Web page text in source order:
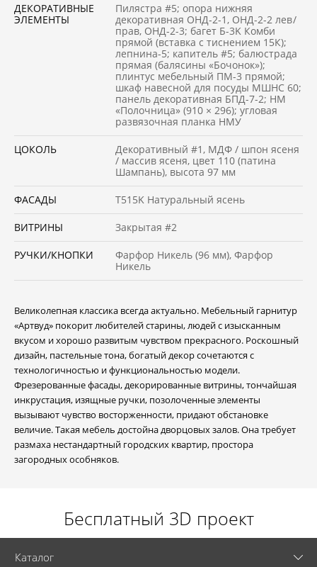
ДЕКОРАТИВНЫЕ
ЭЛЕМЕНТЫ
Пилястра #5; опора нижняя
декоративная ОНД-2-1, ОНД-2-2 лев /
прав, ОНД-2-3; багет Б-3K Комби
прямой (вставка с тиснением 15К);
лепнина-5; капитель #5; балюстрада
прямая (балясины «Бочонок»);
плинтус мебельный ПМ-3 прямой;
шкаф навесной для посуды МШНС 60;
панель декоративная БПД-7-2; НМ
«Полочница» (910 × 296); угловая
развязочная планка НМУ
ЦОКОЛЬ
Декоративный #1, МДФ / шпон ясеня
/ массив ясеня, цвет 110 (патина
Шампань), высота 97 мм
ФАСАДЫ Т515K Натуральный ясень
ВИТРИНЫ Закрытая #2
РУЧКИ/КНОПКИ
Фарфор Никель (96 мм), Фарфор
Никель
Великолепная классика всегда актуально. Мебельный гарнитур
«Артвуд» покорит любителей старины, людей с изысканным
вкусом и хорошо развитым чувством прекрасного. Роскошный
дизайн, пастельные тона, богатый декор сочетаются с
технологичностью и функциональностью модели.
Фрезерованные фасады, декорированные витрины, тончайшая
инкрустация, изящные ручки, позолоченные элементы
вызывают чувство восторженности, придают обстановке
величие. Такая мебель достойна дворцовых залов. Она требует
размаха нестандартный городских квартир, простора
загородных особняков.
Бесплатный 3D проект
Каталог